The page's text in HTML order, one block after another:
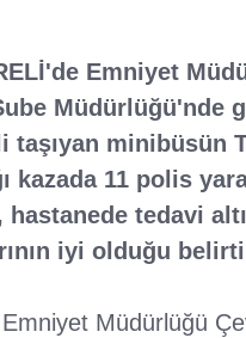
Emniyet
Müdürlüğü'nde
taşıyan minibüsün
kazada 11 polis
hastanede tedavi
iyi olduğu
Emniyet Müdürlüğü